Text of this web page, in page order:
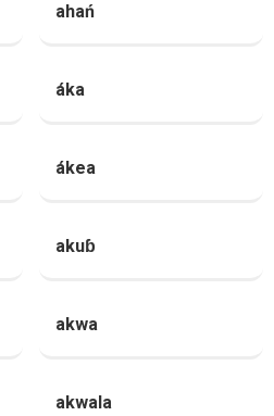
ahań
áka
ákea
akuɓ
akwa
akwala